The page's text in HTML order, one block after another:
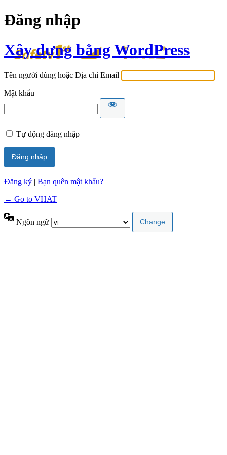
Đăng nhập
Xây dựng bằng WordPress
Tên người dùng hoặc Địa chỉ Email
Mật khẩu
Tự động đăng nhập
Đăng ký | Bạn quên mật khẩu?
← Go to VHAT
Ngôn ngữ